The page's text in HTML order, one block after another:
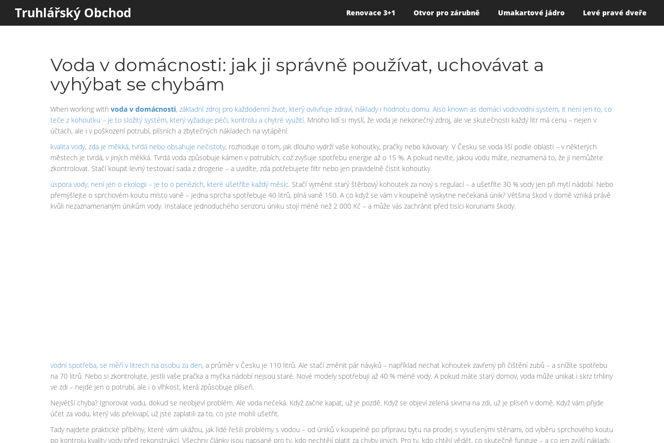
Truhlářský Obchod Renovace 3+1 Otvor pro zárubně Umakartové jádro Levé pravé dveře
Voda v domácnosti: jak ji správně používat, uchovávat a
vyhýbat se chybám
When working with voda v domácnosti, základní zdroj pro každodenní život, který ovlivňuje zdraví, náklady i hodnotu domu. Also known as domácí vodovodní systém, it není jen to, co
teče z kohoutku – je to složitý systém, který vyžaduje péči, kontrolu a chytré využití. Mnoho lidí si myslí, že voda je nekonečný zdroj, ale ve skutečnosti každý litr má cenu – nejen v
účtách, ale i v poškození potrubí, plísních a zbytečných nákladech na vytápění.
kvalita vody, zda je měkká, tvrdá nebo obsahuje nečistoty, rozhoduje o tom, jak dlouho vydrží vaše kohoutky, pračky nebo kávovary. V Česku se voda liší podle oblasti – v některých
městech je tvrdá, v jiných měkká. Tvrdá voda způsobuje kámen v potrubích, což zvyšuje spotřebu energie až o 15 %. A pokud nevíte, jakou vodu máte, neznamená to, že ji nemůžete
zkontrolovat. Stačí koupit levný testovací sada z drogerie – a uvidíte, zda potřebujete filtr nebo jen pravidelně čistit kohoutky.
úspora vody, není jen o ekologii – je to o penězích, které ušetříte každý měsíc. Stačí vyměnit starý štěrbový kohoutek za nový s regulací – a ušetříte 30 % vody jen při mytí nádobí. Nebo
přemýšlejte o sprchovém koutu místo vaně – jedna sprcha spotřebuje 40 litrů, plná vaně 150. A co když se vám v koupelně vyskytne nečekaná únik? Většina škod v domě vzniká právě
kvůli nezaznamenaným únikům vody. Instalace jednoduchého senzoru úniku stojí méně než 2 000 Kč – a může vás zachránit před tisíci korunami škody.
vodní spotřeba, se měří v litrech na osobu za den, a průměr v Česku je 110 litrů. Ale stačí změnit pár návyků – například nechat kohoutek zavřený při čištění zubů – a snížíte spotřebu
na 70 litrů. Nebo si zkontrolujte, jestli vaše pračka a myčka nádobí nejsou staré. Nové modely spotřebují až 40 % méně vody. A pokud máte starý domov, voda může unikat i skrz trhliny
ve zdi – nejde jen o potrubí, ale i o vlhkost, která způsobuje plíseň.
Největší chyba? Ignorovat vodu, dokud se neobjeví problém. Ale voda nečeká. Když začne kapat, už je pozdě. Když se objeví zelená skvrna na zdi, už je plíseň v domě. Když vám přijde
účet za vodu, který vás překvapí, už jste zaplatili za to, co jste mohli ušetřit.
Tady najdete praktické příběhy, které vám ukážou, jak lidé řešili problémy s vodou – od úniků v koupelně po přípravu bytu na prodej s vysušenými stěnami, od výběru sprchového koutu
po kontrolu kvality vody před rekonstrukcí. Všechny články jsou napsané pro ty, kdo nechtějí platit za chyby jiných. Pro ty, kdo chtějí vědět, co skutečně funguje – a co jen zvýší náklady.